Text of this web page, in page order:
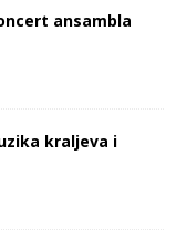
ansambla
kraljeva i